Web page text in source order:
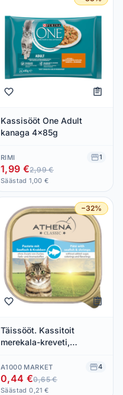
Kassisööt One Adult
kanaga 4x85g
RIMI 1
1,99 €2,99 €
Säästad 1,00 €
−32%
Täissööt. Kassitoit
merekala-kreveti,
A1000 MARKET 4
0,44 €0,65 €
Säästad 0,21 €